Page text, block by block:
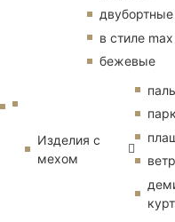
двубортные
в стиле
бежевые
Изделия с
мехом